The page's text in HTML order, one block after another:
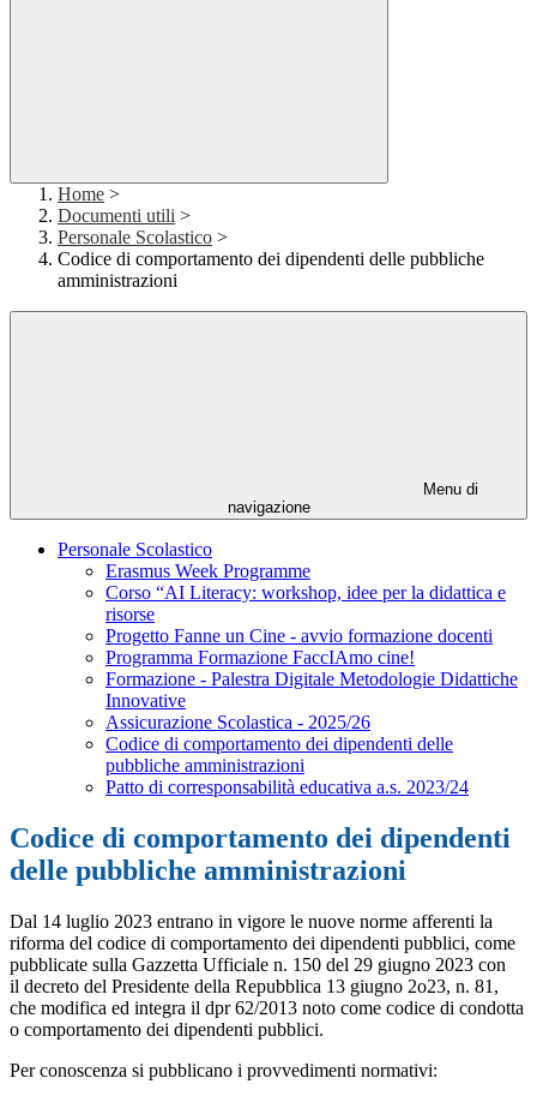
Home >
Documenti utili >
Personale Scolastico >
Codice di comportamento dei dipendenti delle pubbliche
amministrazioni
Menu di
navigazione
Personale Scolastico
Erasmus Week Programme
Corso “AI Literacy: workshop, idee per la didattica e
risorse
Progetto Fanne un Cine - avvio formazione docenti
Programma Formazione FaccIAmo cine!
Formazione - Palestra Digitale Metodologie Didattiche
Innovative
Assicurazione Scolastica - 2025/26
Codice di comportamento dei dipendenti delle
pubbliche amministrazioni
Patto di corresponsabilità educativa a.s. 2023/24
Codice di comportamento dei dipendenti
delle pubbliche amministrazioni
Dal 14 luglio 2023 entrano in vigore le nuove norme afferenti la
riforma del codice di comportamento dei dipendenti pubblici, come
pubblicate sulla Gazzetta Ufficiale n. 150 del 29 giugno 2023 con
il decreto del Presidente della Repubblica 13 giugno 2o23, n. 81 ,
che modifica ed integra il dpr 62/2013 noto come codice di condotta
o comportamento dei dipendenti pubblici.
Per conoscenza si pubblicano i provvedimenti normativi: